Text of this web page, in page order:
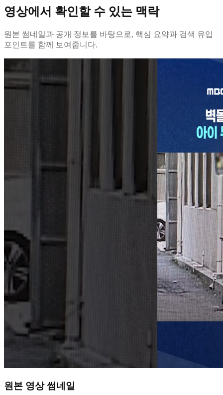
영상에서 확인할 수 있는 맥락
원본 썸네일과 공개 정보를 바탕으로, 핵심 요약과 검색 유입
포인트를 함께 보여줍니다.
원본 영상 썸네일